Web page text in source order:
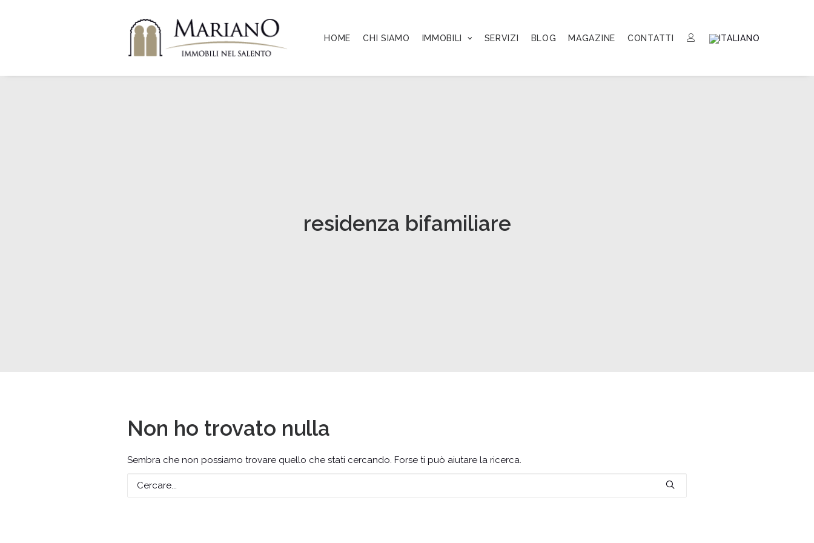
HOME CHI SIAMO IMMOBILI SERVIZI BLOG MAGAZINE CONTATTI
residenza bifamiliare
Non ho trovato nulla
Sembra che non possiamo trovare quello che stati cercando. Forse ti può aiutare la ricerca.